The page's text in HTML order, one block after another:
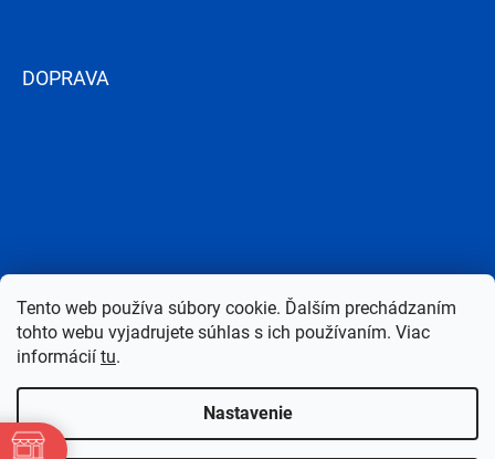
Tento web používa súbory cookie. Ďalším prechádzaním
tohto webu vyjadrujete súhlas s ich používaním. Viac
informácií tu.
Nastavenie
DOPRAVA